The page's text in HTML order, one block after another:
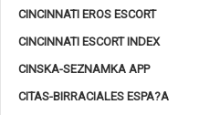
CINCINNATI EROS ESCORT
CINCINNATI ESCORT INDEX
CINSKA-SEZNAMKA APP
CITAS-BIRRACIALES ESPA?A